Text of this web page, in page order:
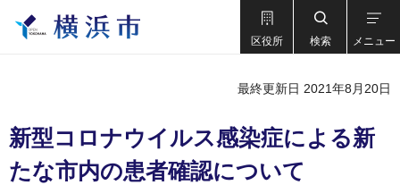
区役所 検索 メニュー
最終更新日 2021年8月20日
新型コロナウイルス感染症による新
たな市内の患者確認について